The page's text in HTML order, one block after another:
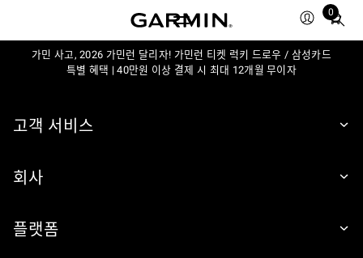
0
Total
items
in
가민 사고, 2026 가민런 달리자! 가민런 티켓 럭키 드로우 / 삼성카드
특별 혜택 | 40만원 이상 결제 시 최대 12개월 무이자
고객 서비스
회사
플랫폼